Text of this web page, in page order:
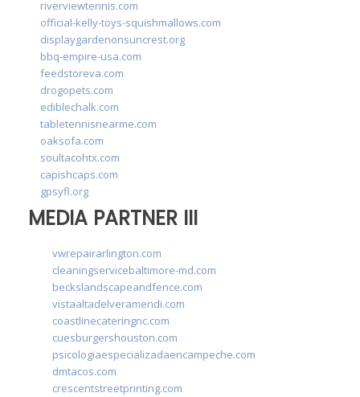
riverviewtennis.com
official-kelly-toys-squishmallows.com
displaygardenonsuncrest.org
bbq-empire-usa.com
feedstoreva.com
drogopets.com
ediblechalk.com
tabletennisnearme.com
oaksofa.com
soultacohtx.com
capishcaps.com
gpsyfl.org
MEDIA PARTNER III
vwrepairarlington.com
cleaningservicebaltimore-md.com
beckslandscapeandfence.com
vistaaltadelveramendi.com
coastlinecateringnc.com
cuesburgershouston.com
psicologiaespecializadaencampeche.com
dmtacos.com
crescentstreetprinting.com